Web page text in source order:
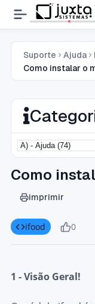
Suporte Ajuda
Como instalar o
Como
imprimir
ifood 0
1 - Visão Geral!